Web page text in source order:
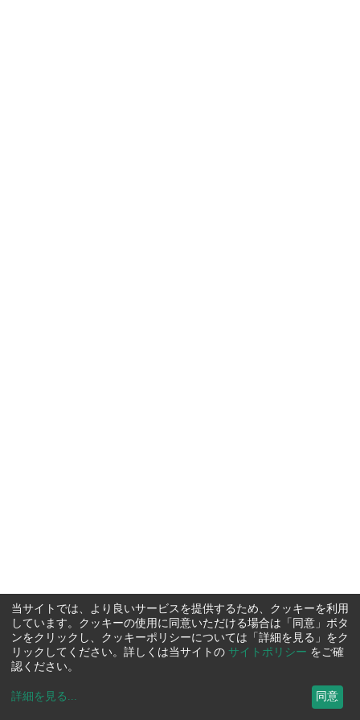
当サイトでは、より良いサービスを提供するため、クッキーを利用
しています。クッキーの使用に同意いただける場合は「同意」ボタ
ンをクリックし、クッキーポリシーについては「詳細を見る」をク
リックしてください。詳しくは当サイトの サイトポリシー をご確
認ください。
詳細を見る ... 同意